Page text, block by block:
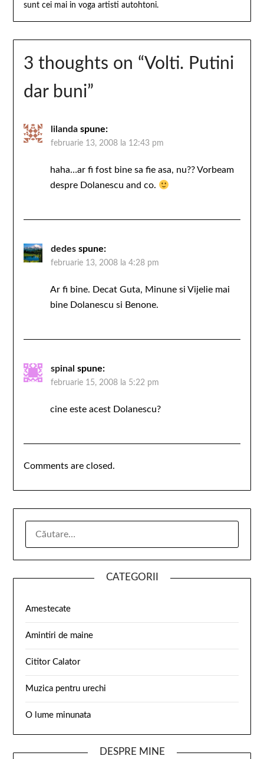
sunt cei mai in voga artisti autohtoni.
3 thoughts on “Volti. Putini
dar buni”
lilanda spune:
februarie 13, 2008 la 12:43 pm
haha…ar fi fost bine sa fie asa, nu?? Vorbeam
despre Dolanescu and co.
dedes spune:
februarie 13, 2008 la 4:28 pm
Ar fi bine. Decat Guta, Minune si Vijelie mai
bine Dolanescu si Benone.
spinal spune:
februarie 15, 2008 la 5:22 pm
cine este acest Dolanescu?
Comments are closed.
CATEGORII
Amestecate
Amintiri de maine
Cititor Calator
Muzica pentru urechi
O lume minunata
DESPRE MINE